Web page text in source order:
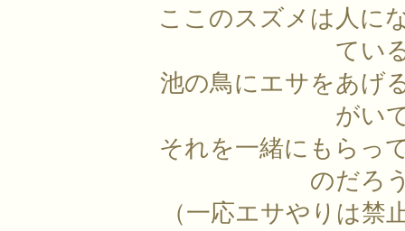
ここのスズメは人に
てい
池の鳥にエサをあげ
がい
それを一緒にもらっ
のだろ
（一応エサやりは禁